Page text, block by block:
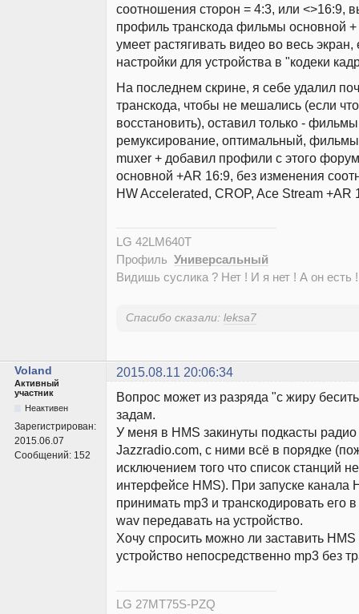
соотношения сторон = 4:3, или <>16:9,
профиль транскода фильмы основной
умеет растягивать видео во весь
настройки для устройства в "кодеки
На последнем скрине, я себе удалил
транскода, чтобы не мешались (если
восстановить), оставил только -
ремуксирование, оптимальный,
muxer + добавил профили с этого
основной +AR 16:9, без изменения
HW Accelerated, CROP, Ace Stream +AR
LG 42LM640T
Профиль Универсальный
Видишь суслика ? Нет ! И я нет ! А он есть
Спасибо сказали: leksa7
Voland 2015.08.11 20:06:34
Активный
участник
Неактивен
Зарегистрирован:
2015.06.07
Сообщений: 152
Вопрос может из разряда "с жиру
задам.
У меня в HMS закинуты подкасты
Jazzradio.com, с ними всё в порядке
исключением того что список станций
интерфейсе HMS). При запуске канала
принимать mp3 и транскодировать его
wav передавать на устройство.
Хочу спросить можно ли заставить HMS
устройство непосредственно mp3 без
LG 27MT75S-PZQ